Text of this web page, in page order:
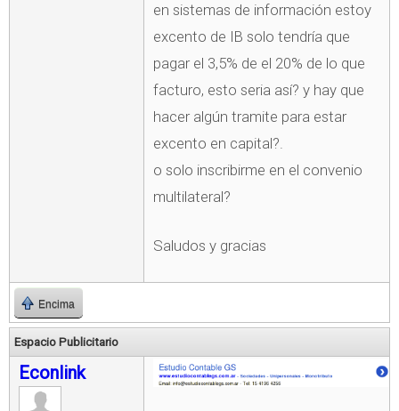
en sistemas de información estoy
excento de IB solo tendría que
pagar el 3,5% de el 20% de lo que
facturo, esto seria así? y hay que
hacer algún tramite para estar
excento en capital?.
o solo inscribirme en el convenio
multilateral?
Saludos y gracias
Encima
Espacio Publicitario
Econlink